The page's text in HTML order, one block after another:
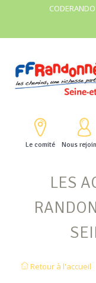
Le comité Nous
LES
Retour à l'accueil